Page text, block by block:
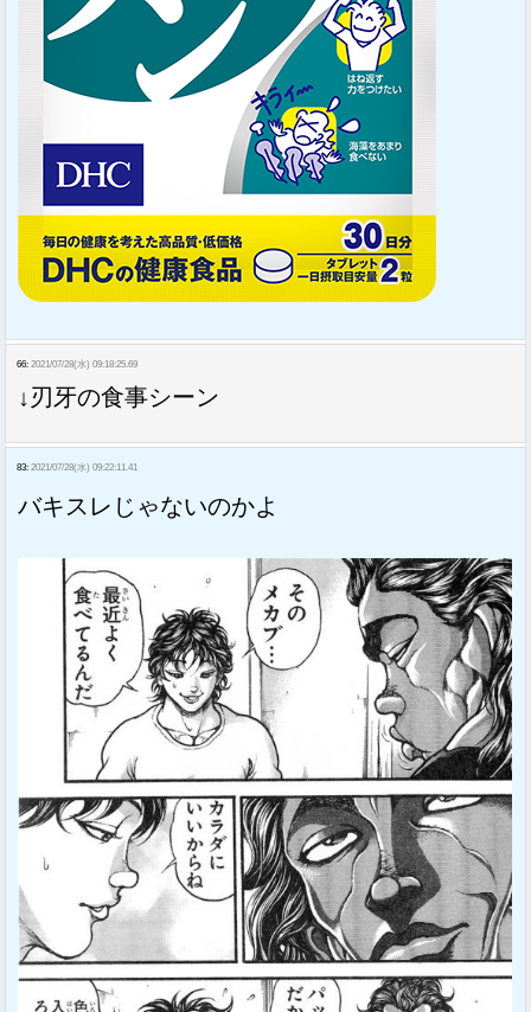
66: 2021/07/28(水) 09:18:25.69
↓刃牙の食事シーン
83: 2021/07/28(水) 09:22:11.41
バキスレじゃないのかよ